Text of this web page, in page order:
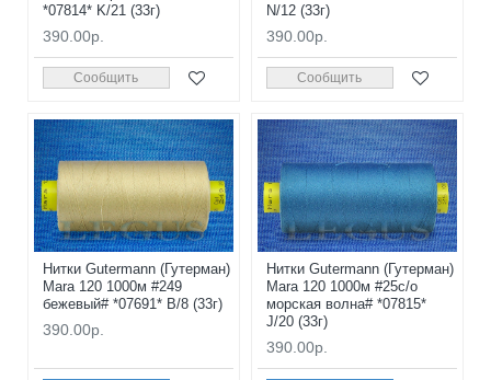
*07814* K/21 (33г)
390.00р.
Сообщить
N/12 (33г)
390.00р.
Сообщить
Нитки Gutermann (Гутерман)
Mara 120 1000м #249
бежевый# *07691* B/8 (33г)
390.00р.
Нитки Gutermann (Гутерман)
Mara 120 1000м #25с/о
морская волна# *07815*
J/20 (33г)
390.00р.